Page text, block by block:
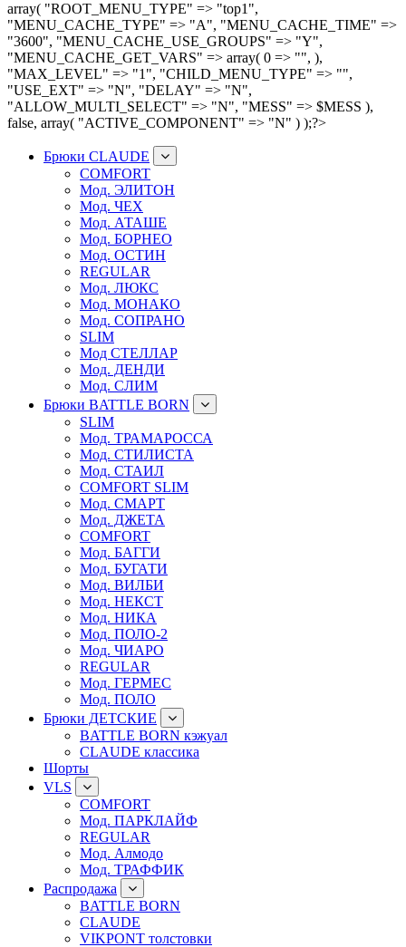
array( "ROOT_MENU_TYPE" => "top1",
"MENU_CACHE_TYPE" => "A", "MENU_CACHE_TIME" =>
"3600", "MENU_CACHE_USE_GROUPS" => "Y",
"MENU_CACHE_GET_VARS" => array( 0 => "", ),
"MAX_LEVEL" => "1", "CHILD_MENU_TYPE" => "",
"USE_EXT" => "N", "DELAY" => "N",
"ALLOW_MULTI_SELECT" => "N", "MESS" => $MESS ),
false, array( "ACTIVE_COMPONENT" => "N" ) );?>
Брюки CLAUDE
COMFORT
Мод. ЭЛИТОН
Мод. ЧЕХ
Мод. АТАШЕ
Мод. БОРНЕО
Мод. ОСТИН
REGULAR
Мод. ЛЮКС
Мод. МОНАКО
Мод. СОПРАНО
SLIM
Мод СТЕЛЛАР
Мод. ДЕНДИ
Мод. СЛИМ
Брюки BATTLE BORN
SLIM
Мод. ТРАМАРОССА
Мод. СТИЛИСТА
Мод. СТАИЛ
COMFORT SLIM
Мод. СМАРТ
Мод. ДЖЕТА
COMFORT
Мод. БАГГИ
Мод. БУГАТИ
Мод. ВИЛБИ
Мод. НЕКСТ
Мод. НИКА
Мод. ПОЛО-2
Мод. ЧИАРО
REGULAR
Мод. ГЕРМЕС
Мод. ПОЛО
Брюки ДЕТСКИЕ
BATTLE BORN кэжуал
CLAUDE классика
Шорты
VLS
COMFORT
Мод. ПАРКЛАЙФ
REGULAR
Мод. Алмодо
Мод. ТРАФФИК
Распродажа
BATTLE BORN
CLAUDE
VIKPONT толстовки